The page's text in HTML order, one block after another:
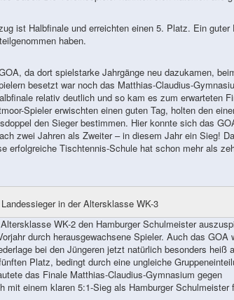
ist Halbfinale und erreichten einen 5. Platz. Ein guter
haben.
da dort spielstarke Jahrgänge neu dazukamen,
besetzt war noch das Matthias-Claudius-
relativ deutlich und so kam es zum erwarteten
Spieler erwischten einen guten Tag, holten den
den Sieger bestimmen. Hier konnte sich das
zwei Jahren als Zweiter – in diesem Jahr ein Sieg!
erfolgreiche Tischtennis-Schule hat schon mehr als
in der Altersklasse WK-3
WK-2 den Hamburger Schulmeister
durch herausgewachsene Spieler. Auch das GOA
bei den Jüngeren jetzt natürlich besonders heiß
Platz, bedingt durch eine ungleiche
das Finale Matthias-Claudius-Gymnasium gegen
mit einem klaren 5:1-Sieg als Hamburger Schulmeister